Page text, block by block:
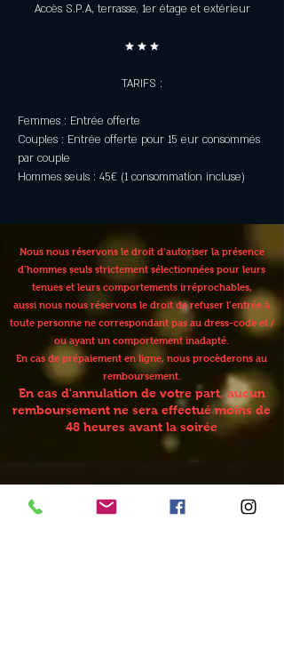
Accès S.P.A, terrasse, 1er étage et extérieur
★ ★ ★
TARIFS :
Femmes : Entrée offerte
Couples : Entrée offerte pour 15 eur consommés
par couple
Hommes seuls : 45€ (1 consommation incluse)
Nous nous réservons le droit d’autoriser la présence
d’hommes seuls strictement sélectionnées pour leurs
tenues et leurs comportements irréprochables,
aussi nous nous réservons le droit de refuser l’entrée à
toute personne ne correspondant pas au dress-code et /
ou ayant un comportement inadapté.
En cas de prépaiement en ligne, nous procèderons au
remboursement.
En cas d'annulation de votre part, aucun
remboursement ne sera effectué moins de
48 heures avant la soirée